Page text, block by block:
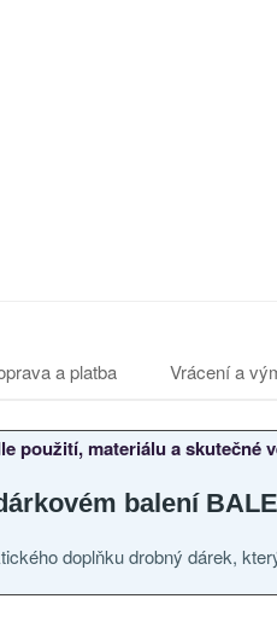
a platba Vrácení a
použití, materiálu a skutečné
balení
doplňku drobný dárek,